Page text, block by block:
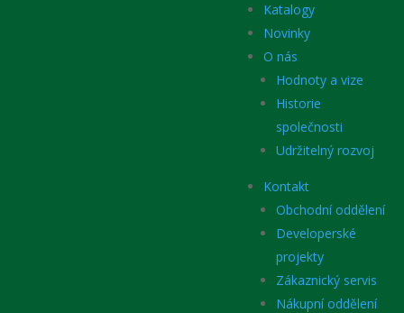
Katalogy
Novinky
O nás
Hodnoty a vize
Historie
společnosti
Udržitelný rozvoj
Kontakt
Obchodní oddělení
Developerské
projekty
Zákaznický servis
Nákupní oddělení